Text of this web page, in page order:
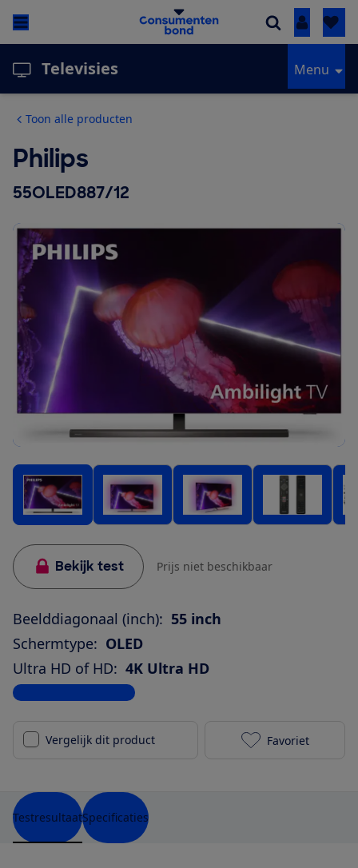
Inloggen
Televisies Menu
Toon alle producten
Philips
55OLED887/12
Bekijk test Prijs niet beschikbaar
Beelddiagonaal (inch): 55 inch
Schermtype: OLED
Ultra HD of HD: 4K Ultra HD
Bekijk alle specificaties
Vergelijk dit product Philips
Favoriet
TestresultaatSpecificaties